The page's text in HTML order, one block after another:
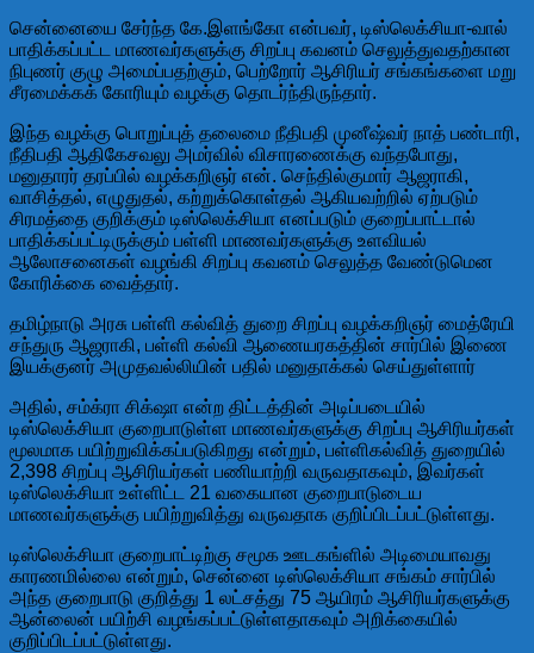
சென்னையை சேர்ந்த கே.இளங்கோ என்பவர், டிஸ்லெக்சியா-வால்
பாதிக்கப்பட்ட மாணவர்களுக்கு சிறப்பு கவனம் செலுத்துவதற்கான
நிபுணர் குழு அமைப்பதற்கும், பெற்றோர் ஆசிரியர் சங்கங்களை மறு
சீரமைக்கக் கோரியும் வழக்கு தொடர்ந்திருந்தார்.
இந்த வழக்கு பொறுப்புத் தலைமை நீதிபதி முனீஷ்வர் நாத் பண்டாரி,
நீதிபதி ஆதிகேசவலு அமர்வில் விசாரணைக்கு வந்தபோது,
மனுதாரர் தரப்பில் வழக்கறிஞர் என். செந்தில்குமார் ஆஜராகி,
வாசித்தல், எழுதுதல், கற்றுக்கொள்தல் ஆகியவற்றில் ஏற்படும்
சிரமத்தை குறிக்கும் டிஸ்லெக்சியா எனப்படும் குறைப்பாட்டால்
பாதிக்கப்பட்டிருக்கும் பள்ளி மாணவர்களுக்கு உளவியல்
ஆலோசனைகள் வழங்கி சிறப்பு கவனம் செலுத்த வேண்டுமென
கோரிக்கை வைத்தார்.
தமிழ்நாடு அரசு பள்ளி கல்வித் துறை சிறப்பு வழக்கறிஞர் மைத்ரேயி
சந்துரு ஆஜராகி, பள்ளி கல்வி ஆணையரகத்தின் சார்பில் இணை
இயக்குனர் அமுதவல்லியின் பதில் மனுதாக்கல் செய்துள்ளார்
அதில், சம்க்ரா சிக்‌ஷா என்ற திட்டத்தின் அடிப்படையில்
டிஸ்லெக்சியா குறைபாடுள்ள மாணவர்களுக்கு சிறப்பு ஆசிரியர்கள்
மூலமாக பயிற்றுவிக்கப்படுகிறது என்றும், பள்ளிகல்வித் துறையில்
2,398 சிறப்பு ஆசிரியர்கள் பணியாற்றி வருவதாகவும், இவர்கள்
டிஸ்லெக்சியா உள்ளிட்ட 21 வகையான குறைபாடுடைய
மாணவர்களுக்கு பயிற்றுவித்து வருவதாக குறிப்பிடப்பட்டுள்ளது.
டிஸ்லெக்சியா குறைபாட்டிற்கு சமூக ஊடகங்ளில் அடிமையாவது
காரணமில்லை என்றும், சென்னை டிஸ்லெக்சியா சங்கம் சார்பில்
அந்த குறைபாடு குறித்து 1 லட்சத்து 75 ஆயிரம் ஆசிரியர்களுக்கு
ஆன்லைன் பயிற்சி வழங்கப்பட்டுள்ளதாகவும் அறிக்கையில்
குறிப்பிடப்பட்டுள்ளது.